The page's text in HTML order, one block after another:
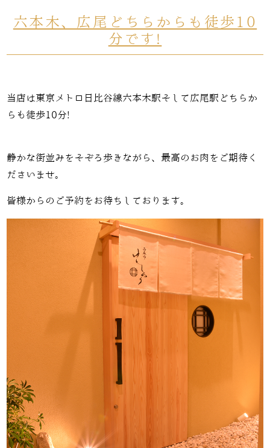
六本木、広尾どちらからも徒歩10
分です!
当店は東京メトロ日比谷線六本木駅そして広尾駅どちらか
らも徒歩10分!
静かな街並みをそぞろ歩きながら、最高のお肉をご期待く
ださいませ。
皆様からのご予約をお待ちしております。